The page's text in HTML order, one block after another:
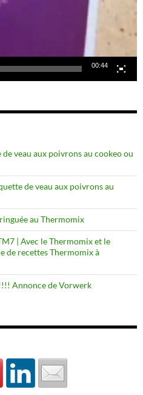
00:44
veau aux poivrons au cookeo ou
de veau aux poivrons au
au Thermomix
| Avec le Thermomix et le
de recettes Thermomix à
Annonce de Vorwerk